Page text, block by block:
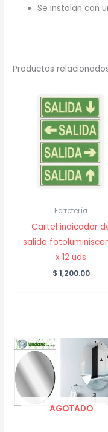
Se instalan con
Productos
Ferretería
Cartel indicador
salida
x 12 uds
$ 1,200.00
AGOTADO